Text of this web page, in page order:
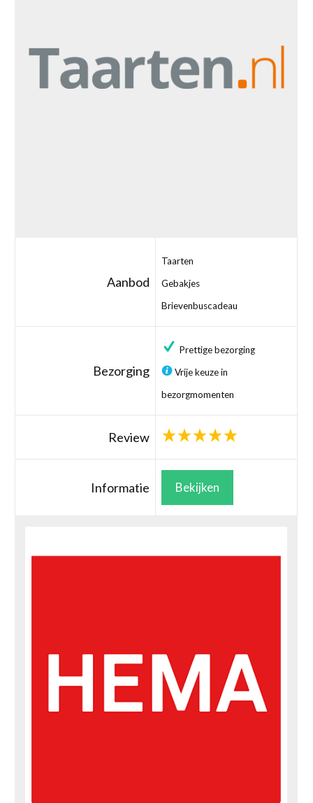
Aanbod
Taarten
Gebakjes
Brievenbuscadeau
Bezorging
Prettige bezorging
Vrije keuze in
bezorgmomenten
Review
Informatie Bekijken